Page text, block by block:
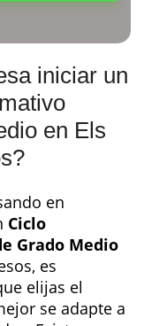
iniciar un
en Els
en
Ciclo
Grado Medio
es
elijas el
se adapte a